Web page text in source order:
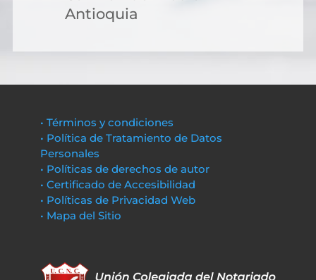
Antioquia
• Términos y condiciones
• Política de Tratamiento de Datos
Personales
• Políticas de derechos de autor
• Certificado de Accesibilidad
• Políticas de Privacidad Web
• Mapa del Sitio